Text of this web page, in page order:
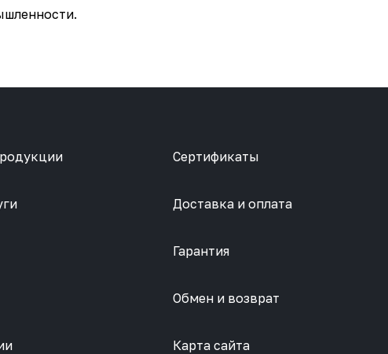
Сертификаты
Доставка и оплата
Гарантия
Обмен и возврат
Карта сайта